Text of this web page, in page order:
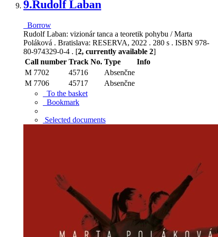
9.Rudolf Laban
Borrow
Rudolf Laban: vizionár tanca a teoretik pohybu / Marta
Poláková . Bratislava: RESERVA, 2022 . 280 s . ISBN 978-
80-974329-0-4 . [2, currently available 2]
Call number Track No. Type
Info
M 7702
45716
Absenčne
M 7706
45717
Absenčne
To the basket
Bookmark
Selected documents